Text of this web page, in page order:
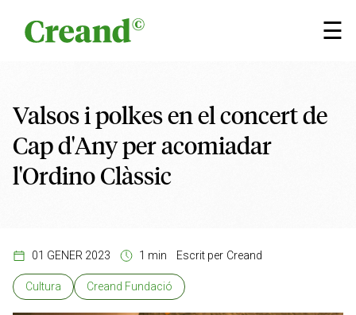
☰
Valsos i polkes en el concert de
Cap d'Any per acomiadar
l'Ordino Clàssic
01 GENER 2023 1 min Escrit per Creand
Cultura Creand Fundació